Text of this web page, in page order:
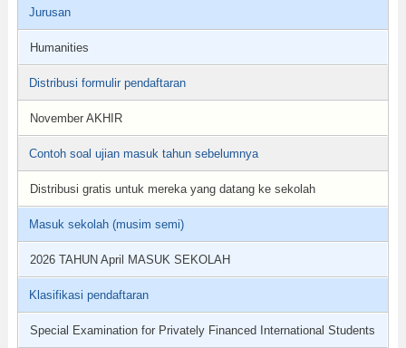
Jurusan
Humanities
Distribusi formulir pendaftaran
November AKHIR
Contoh soal ujian masuk tahun sebelumnya
Distribusi gratis untuk mereka yang datang ke sekolah
Masuk sekolah (musim semi)
2026 TAHUN April MASUK SEKOLAH
Klasifikasi pendaftaran
Special Examination for Privately Financed International Students